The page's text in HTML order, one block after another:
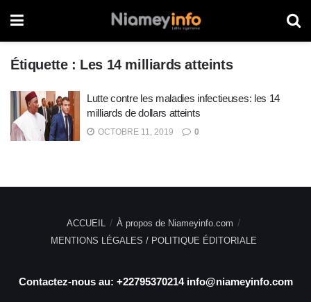
Étiquette : Les 14 milliards atteints
Lutte contre les maladies infectieuses: les 14
milliards de dollars atteints
OCTOBRE 11, 2019 0
ACCUEIL
À propos de Niameyinfo.com
MENTIONS LÉGALES / POLITIQUE ÉDITORIALE
Contactez-nous au: +22795370214 info@niameyinfo.com